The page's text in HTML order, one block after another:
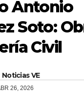
Antonio
Soto:
Civil
Noticias VE
26, 2026